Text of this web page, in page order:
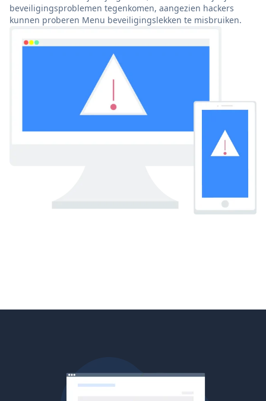
beveiligingsproblemen tegenkomen, aangezien hackers
kunnen proberen Menu beveiligingslekken te misbruiken.